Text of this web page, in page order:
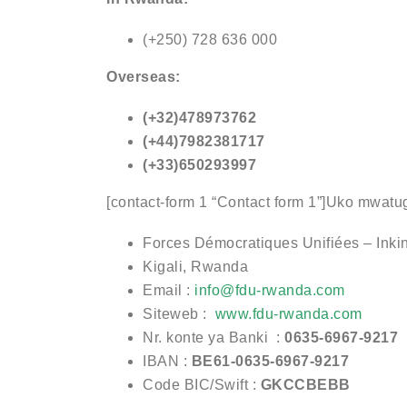
(+250) 728 636 000
Overseas:
(+32)478973762
(+44)7982381717
(+33)650293997
[contact-form 1 “Contact form 1”] Uko
Forces Démocratiques Unifiées –
Kigali, Rwanda
Email : info@fdu-rwanda.com
Siteweb : www.fdu-rwanda.com
Nr. konte ya Banki : 0635-6967-9217
IBAN : BE61-0635-6967-9217
Code BIC/Swift : GKCCBEBB